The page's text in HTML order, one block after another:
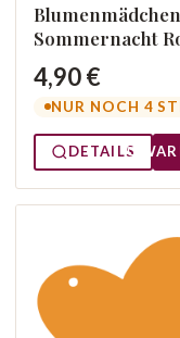
Sommernacht
4,90 €
NUR NOCH 4
DETAILS